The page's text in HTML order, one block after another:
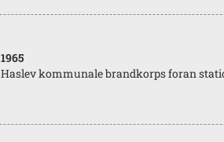
1965
Haslev kommunale brandkorps foran